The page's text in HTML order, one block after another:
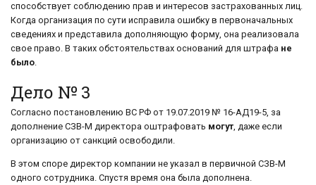
способствует соблюдению прав и интересов застрахованных лиц.
Когда организация по сути исправила ошибку в первоначальных
сведениях и представила дополняющую форму, она реализовала
свое право. В таких обстоятельствах оснований для штрафа не
было.
Дело № 3
Согласно постановлению ВС РФ от 19.07.2019 № 16-АД19-5, за
дополнение СЗВ-М директора оштрафовать могут , даже если
организацию от санкций освободили.
В этом споре директор компании не указал в первичной СЗВ-М
одного сотрудника. Спустя время она была дополнена.